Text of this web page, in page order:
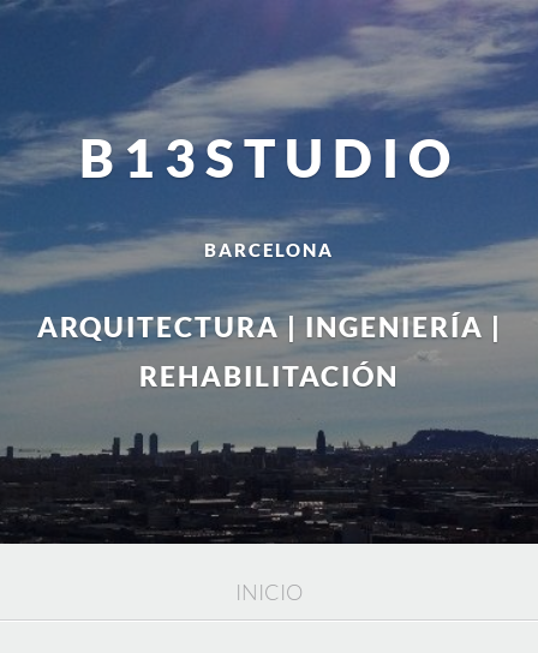
B13STUDIO
BARCELONA
ARQUITECTURA | INGENIERÍA |
REHABILITACIÓN
INICIO